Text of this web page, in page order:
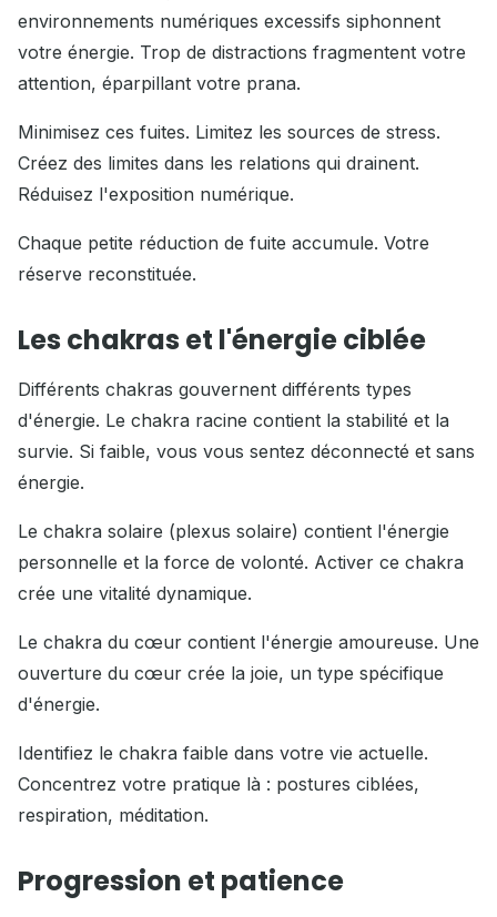
environnements numériques excessifs siphonnent
votre énergie. Trop de distractions fragmentent votre
attention, éparpillant votre prana.
Minimisez ces fuites. Limitez les sources de stress.
Créez des limites dans les relations qui drainent.
Réduisez l'exposition numérique.
Chaque petite réduction de fuite accumule. Votre
réserve reconstituée.
Les chakras et l'énergie ciblée
Différents chakras gouvernent différents types
d'énergie. Le chakra racine contient la stabilité et la
survie. Si faible, vous vous sentez déconnecté et sans
énergie.
Le chakra solaire (plexus solaire) contient l'énergie
personnelle et la force de volonté. Activer ce chakra
crée une vitalité dynamique.
Le chakra du cœur contient l'énergie amoureuse. Une
ouverture du cœur crée la joie, un type spécifique
d'énergie.
Identifiez le chakra faible dans votre vie actuelle.
Concentrez votre pratique là : postures ciblées,
respiration, méditation.
Progression et patience